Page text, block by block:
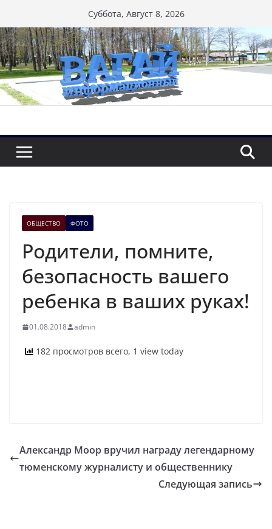
к
содержимому
Суббота, Август 8, 2026
ОБЩЕСТВО ФОТО
Родители, помните,
безопасность вашего
ребенка в ваших руках!
01.08.2018 admin
182 просмотров всего, 1 view today
Александр Моор вручил награду легендарному
тюменскому журналисту и общественнику
Следующая запись